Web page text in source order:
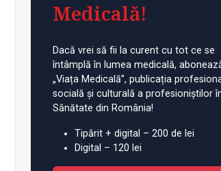
Medicală!
Dacă vrei să fii la curent cu tot ce se
întâmplă în lumea medicală,
„Viața Medicală”, publicația
socială și culturală a profesioniștilor
Sănătate din România!
Tipărit + digital – 200 de lei
Digital – 120 lei